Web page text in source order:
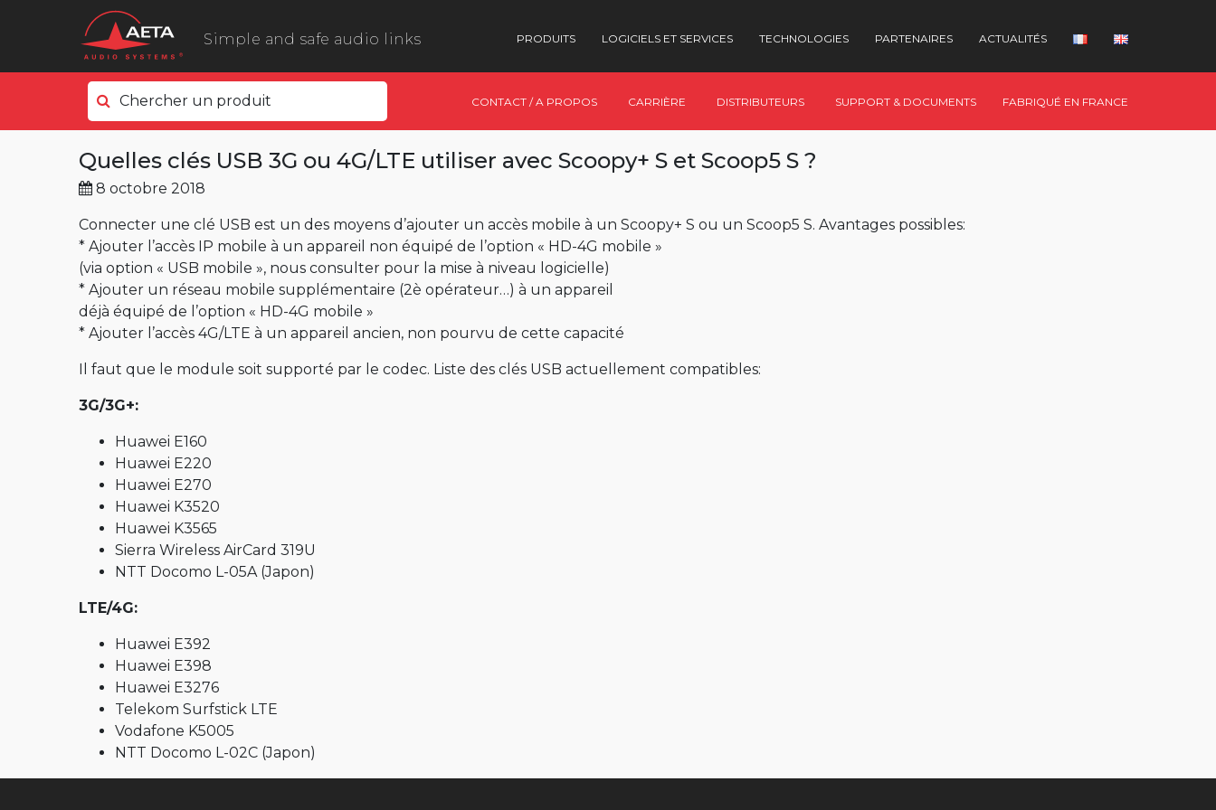
Simple and safe audio links PRODUITS LOGICIELS ET SERVICES TECHNOLOGIES PARTENAIRES ACTUALITÉS
Chercher un produit
Côté terrain
ScoopyFlex
ScoopTeam
ScoopFone 5G ScoopFone 4G
ScoopFone IP
ScoopFone HD
eScoopFone
Scoop 6
MultiScoop
µScoop
ScoopFone 5G-R ScoopFone 4G-R
ScoopFone IP-R
ScoopFoneHD-R
Software
MyScoopTeam
Scoop Manager
eScoopFone
Myscoopyflex_
Services
CONTACT / A PROPOS CARRIÈRE DISTRIBUTEURS SUPPORT & DOCUMENTS FABRIQUÉ EN FRANCE
Quelles clés USB 3G ou 4G/LTE utiliser avec Scoopy+ S et Scoop5 S ?
8 octobre 2018
Connecter une clé USB est un des moyens d’ajouter un accès mobile à un Scoopy+ S ou un Scoop5 S. Avantages possibles:
* Ajouter l’accès IP mobile à un appareil non équipé de l’option « HD-4G mobile »
(via option « USB mobile », nous consulter pour la mise à niveau logicielle)
* Ajouter un réseau mobile supplémentaire (2è opérateur…) à un appareil
déjà équipé de l’option « HD-4G mobile »
* Ajouter l’accès 4G/LTE à un appareil ancien, non pourvu de cette capacité
Il faut que le module soit supporté par le codec. Liste des clés USB actuellement compatibles:
3G/3G+:
Huawei E160
Huawei E220
Huawei E270
Huawei K3520
Huawei K3565
Sierra Wireless AirCard 319U
NTT Docomo L-05A (Japon)
LTE/4G:
Huawei E392
Huawei E398
Huawei E3276
Telekom Surfstick LTE
Vodafone K5005
NTT Docomo L-02C (Japon)